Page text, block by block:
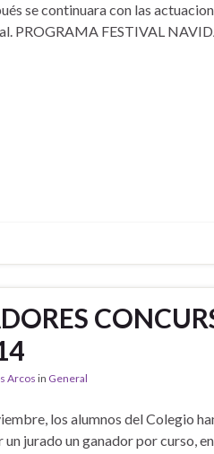
se continuara con las
PROGRAMA FESTIVAL
Arcos in General
los alumnos del Colegio
un jurado un ganador por curso,